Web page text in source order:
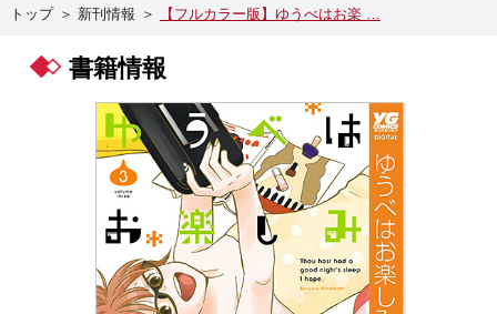
グッズ
会社情報 採用情報
トップ ＞ 新刊情報 ＞ 【フルカラー版】ゆうべはお楽 …
書籍情報